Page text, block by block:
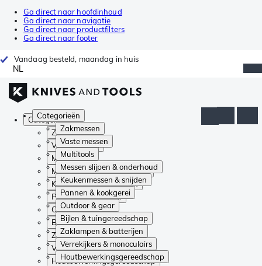
Ga direct naar hoofdinhoud
Ga direct naar navigatie
Ga direct naar productfilters
Ga direct naar footer
Vandaag besteld, maandag in huis
NL
Categorieën
Zakmessen
Vaste messen
Multitools
Messen slijpen & onderhoud
Keukenmessen & snijden
Pannen & kookgerei
Outdoor & gear
Bijlen & tuingereedschap
Zaklampen & batterijen
Verrekijkers & monoculairs
Houtbewerkingsgereedschap
Categorieën
Zakmessen
Vaste messen
Multitools
Messen slijpen & onderhoud
Keukenmessen & snijden
Pannen & kookgerei
Outdoor & gear
Bijlen & tuingereedschap
Zaklampen & batterijen
Verrekijkers & monoculairs
Houtbewerkingsgereedschap